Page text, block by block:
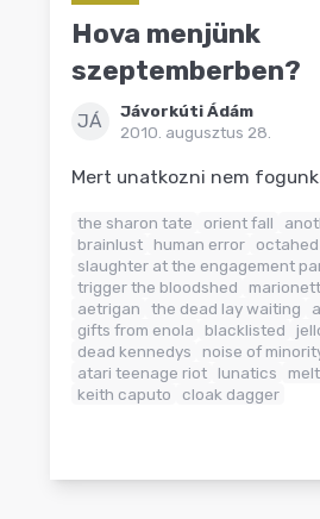
Hova menjünk
szeptemberben?
JÁ
Jávorkúti Ádám
2010. augusztus 28.
Mert unatkozni nem
the sharon tate orient fall
brainlust human error octahed
slaughter at the engagement
trigger the bloodshed
aetrigan
the dead lay waiting
gifts from enola
blacklisted
dead kennedys
noise of
atari teenage riot lunatics
keith caputo
cloak dagger